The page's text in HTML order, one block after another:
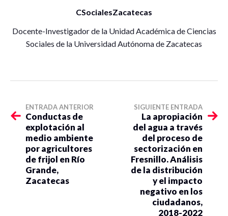
CSocialesZacatecas
Docente-Investigador de la Unidad Académica de Ciencias
Sociales de la Universidad Autónoma de Zacatecas
ENTRADA ANTERIOR
Conductas de
explotación al
medio ambiente
por agricultores
de frijol en Río
Grande,
Zacatecas
SIGUIENTE ENTRADA
La apropiación
del agua a través
del proceso de
sectorización en
Fresnillo. Análisis
de la distribución
y el impacto
negativo en los
ciudadanos,
2018-2022